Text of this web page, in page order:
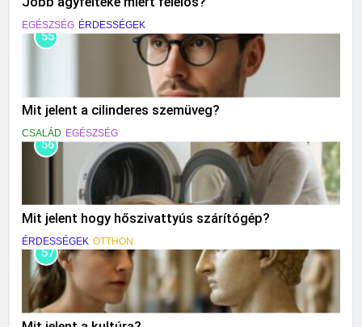
EGÉSZSÉG ÉRDESSÉGEK
55
Mit jelent a cilinderes szemüveg?
CSALÁD EGÉSZSÉG
56
Mit jelent hogy hőszivattyús szárítógép?
ÉRDESSÉGEK OTTHON
57